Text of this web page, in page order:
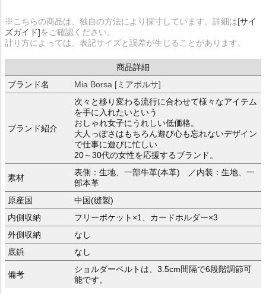
※こちらの商品は、独自の方法により採寸しています。詳細は[サイ
ズガイド]をご確認ください。
計り方によっては、表記サイズと誤差が生じることがあります。
商品詳細
ブランド名
Mia Borsa [ミアボルサ]
ブランド紹介
次々と移り変わる流行に合わせて様々なアイテム
を手に入れたいという
おしゃれ女子にうれしい低価格。
大人っぽさはもちろん遊び心も忘れないデザイン
で仕事に遊びに忙しい
20～30代の女性を応援するブランド。
素材
表側：生地、一部牛革(本革) ／内装：生地、一
部本革
原産国
中国(縫製)
内側収納
フリーポケット×1、カードホルダー×3
外側収納
なし
底鋲
なし
備考
ショルダーベルトは、3.5cm間隔で6段階調節可
能です。